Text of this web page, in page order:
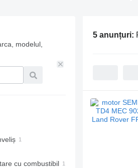
modelul,
conice
ale transmisiei
ale ansamblului
cu combustibil
5 anunțuri: